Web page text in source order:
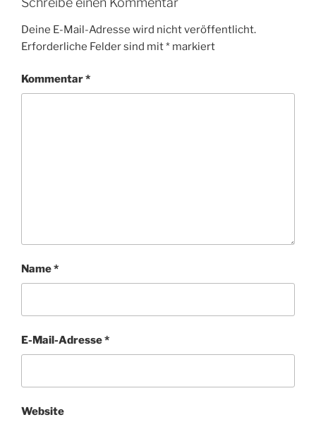
Deine E-Mail-Adresse wird nicht veröffentlicht.
Erforderliche Felder sind mit* markiert
Kommentar*
Name*
E-Mail-Adresse*
Website